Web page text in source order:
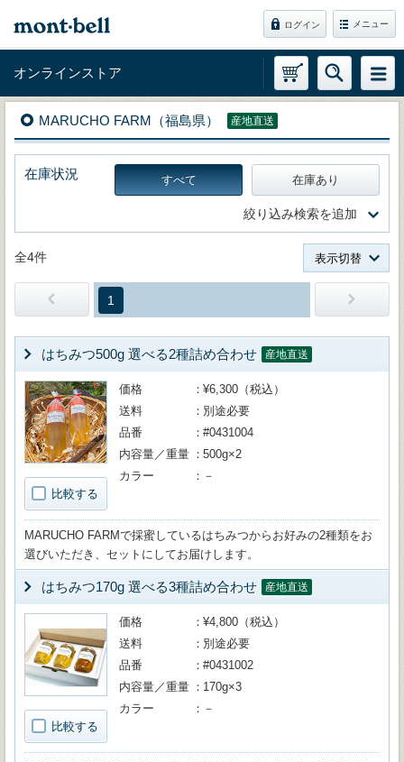
ログイン メニュー
オンラインストア
MARUCHO FARM（福島県） 産地直送
在庫状況 すべて 在庫あり
絞り込み検索を追加
全4件 表示切替
1
はちみつ500g 選べる2種詰め合わせ 産地直送
比較する
価格
¥6,300（税込）
送料
別途必要
品番
#0431004
内容量／重量
500g×2
カラー
－
MARUCHO FARMで採蜜しているはちみつからお好みの2種類をお
選びいただき、セットにしてお届けします。
はちみつ170g 選べる3種詰め合わせ 産地直送
比較する
価格
¥4,800（税込）
送料
別途必要
品番
#0431002
内容量／重量
170g×3
カラー
－